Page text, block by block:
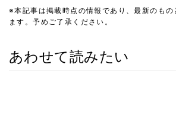
※本記事は掲載時点の情報であり、最新のもの
ます。予めご了承ください。
あわせて読みたい